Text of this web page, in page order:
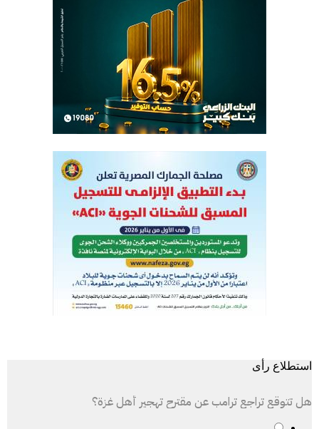
استطلاع رأى
هل تتوقع تراجع ترامب عن مقترح تهجير أهل غزة؟